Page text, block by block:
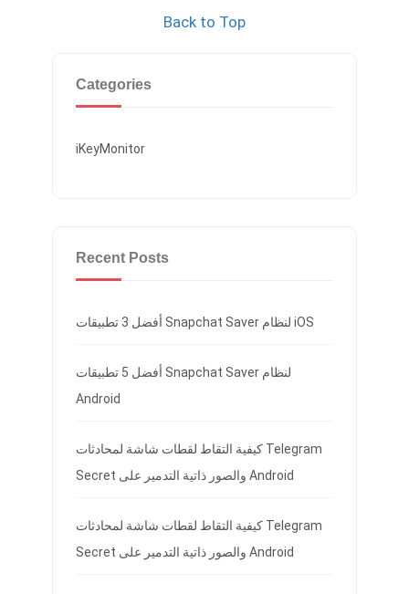
Back to Top
Categories
iKeyMonitor
Recent Posts
أفضل 3 تطبيقات Snapchat Saver لنظام iOS
أفضل 5 تطبيقات Snapchat Saver لنظام
Android
كيفية التقاط لقطات شاشة لمحادثات Telegram
Secret والصور ذاتية التدمير على Android
كيفية التقاط لقطات شاشة لمحادثات Telegram
Secret والصور ذاتية التدمير على Android